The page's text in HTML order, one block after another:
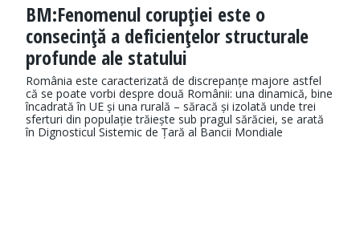
BM:Fenomenul corupţiei este o
consecinţă a deficienţelor structurale
profunde ale statului
România este caracterizată de discrepanțe majore astfel
că se poate vorbi despre două Românii: una dinamică, bine
încadrată în UE și una rurală – săracă și izolată unde trei
sferturi din populație trăiește sub pragul sărăciei, se arată
în Dignosticul Sistemic de Țară al Bancii Mondiale